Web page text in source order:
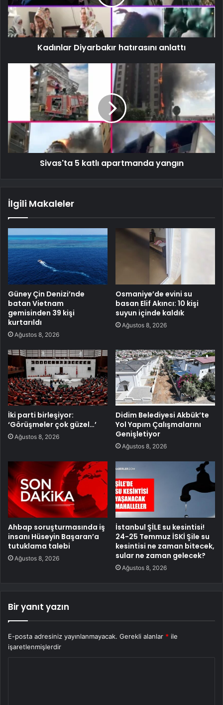
Kadınlar Diyarbakır hatırasını anlattı
Sivas'ta 5 katlı apartmanda yangın
İlgili Makaleler
Güney Çin Denizi’nde
batan Vietnam
gemisinden 39 kişi
kurtarıldı
Ağustos 8, 2026
Osmaniye’de evini su
basan Elif Akıncı: 10 kişi
suyun içinde kaldık
Ağustos 8, 2026
İki parti birleşiyor:
‘Görüşmeler çok güzel…’
Ağustos 8, 2026
Didim Belediyesi Akbük’te
Yol Yapım Çalışmalarını
Genişletiyor
Ağustos 8, 2026
Ahbap soruşturmasında iş
insanı Hüseyin Başaran’a
tutuklama talebi
Ağustos 8, 2026
İstanbul ŞİLE su kesintisi!
24-25 Temmuz İSKİ Şile su
kesintisi ne zaman bitecek,
sular ne zaman gelecek?
Ağustos 8, 2026
Bir yanıt yazın
E-posta adresiniz yayınlanmayacak. Gerekli alanlar * ile
işaretlenmişlerdir